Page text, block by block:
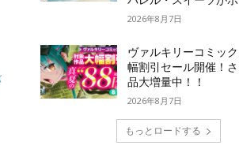
2026年8月7日
ヴァルキリーコミッ
幅割引セール開催！
品大増量中！！
2026年8月7日
もっとロードする